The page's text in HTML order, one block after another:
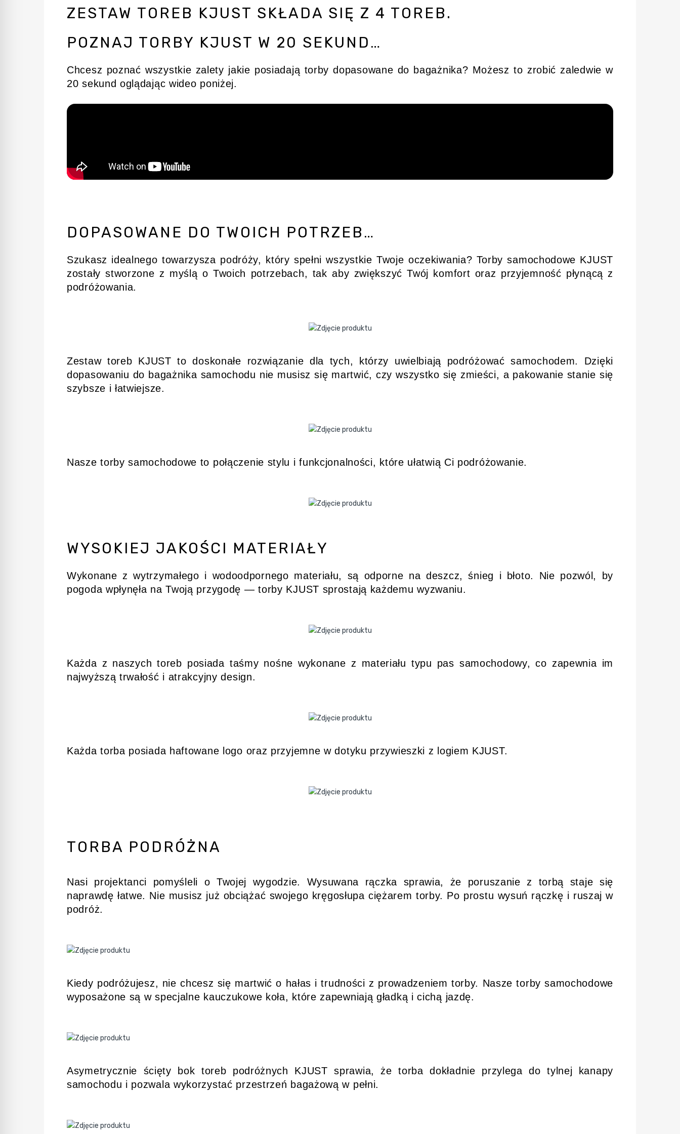
ZESTAW TOREB KJUST SKŁADA SIĘ Z 4 TOREB.
POZNAJ TORBY KJUST W 20 SEKUND…
Chcesz poznać wszystkie zalety jakie posiadają torby dopasowane do bagażnika? Możesz to zrobić zaledwie w
20 sekund oglądając wideo poniżej.
DOPASOWANE DO TWOICH POTRZEB…
Szukasz idealnego towarzysza podróży, który spełni wszystkie Twoje oczekiwania? Torby samochodowe KJUST
zostały stworzone z myślą o Twoich potrzebach, tak aby zwiększyć Twój komfort oraz przyjemność płynącą z
podróżowania.
Zestaw toreb KJUST to doskonałe rozwiązanie dla tych, którzy uwielbiają podróżować samochodem. Dzięki
dopasowaniu do bagażnika samochodu nie musisz się martwić, czy wszystko się zmieści, a pakowanie stanie się
szybsze i łatwiejsze.
Nasze torby samochodowe to połączenie stylu i funkcjonalności, które ułatwią Ci podróżowanie.
WYSOKIEJ JAKOŚCI MATERIAŁY
Wykonane z wytrzymałego i wodoodpornego materiału, są odporne na deszcz, śnieg i błoto. Nie pozwól, by
pogoda wpłynęła na Twoją przygodę — torby KJUST sprostają każdemu wyzwaniu.
Każda z naszych toreb posiada taśmy nośne wykonane z materiału typu pas samochodowy, co zapewnia im
najwyższą trwałość i atrakcyjny design.
Każda torba posiada haftowane logo oraz przyjemne w dotyku przywieszki z logiem KJUST.
TORBA PODRÓŻNA
Nasi projektanci pomyśleli o Twojej wygodzie. Wysuwana rączka sprawia, że poruszanie z torbą staje się
naprawdę łatwe. Nie musisz już obciążać swojego kręgosłupa ciężarem torby. Po prostu wysuń rączkę i ruszaj w
podróż.
Kiedy podróżujesz, nie chcesz się martwić o hałas i trudności z prowadzeniem torby. Nasze torby samochodowe
wyposażone są w specjalne kauczukowe koła, które zapewniają gładką i cichą jazdę.
Asymetrycznie ścięty bok toreb podróżnych KJUST sprawia, że torba dokładnie przylega do tylnej kanapy
samochodu i pozwala wykorzystać przestrzeń bagażową w pełni.